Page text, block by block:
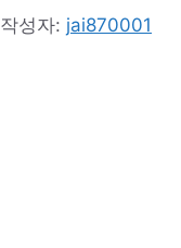
작성자: jai870001